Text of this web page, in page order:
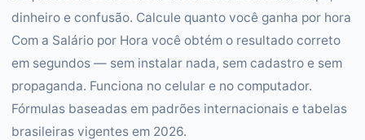
dinheiro e confusão. Calcule quanto você ganha por hora
Com a Salário por Hora você obtém o resultado correto
em segundos — sem instalar nada, sem cadastro e sem
propaganda. Funciona no celular e no computador.
Fórmulas baseadas em padrões internacionais e tabelas
brasileiras vigentes em 2026.